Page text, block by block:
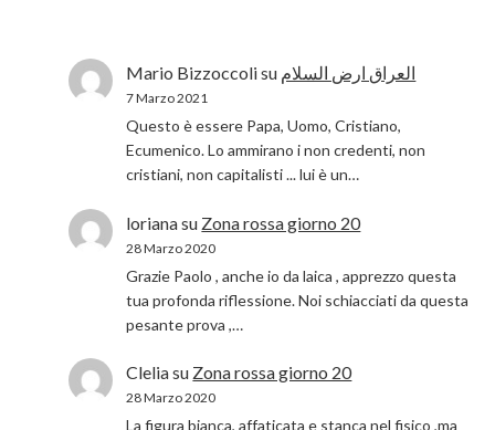
Mario Bizzoccolisu العراق ارض السلام
7 Marzo 2021
Questo è essere Papa, Uomo, Cristiano,
Ecumenico. Lo ammirano i non credenti, non
cristiani, non capitalisti ... lui è un…
lorianasu Zona rossa giorno 20
28 Marzo 2020
Grazie Paolo , anche io da laica , apprezzo questa
tua profonda riflessione. Noi schiacciati da questa
pesante prova ,…
Cleliasu Zona rossa giorno 20
28 Marzo 2020
La figura bianca, affaticata e stanca nel fisico ,ma